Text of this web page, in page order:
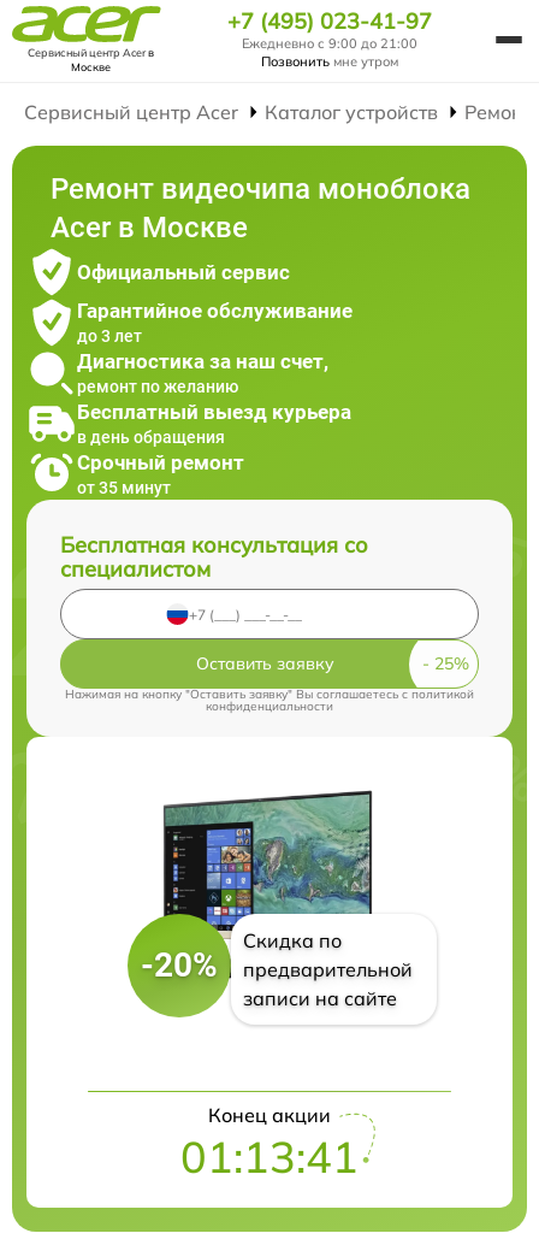
Сервисный центр Acerв
Москве
+7 (495) 023-41-97
Ежедневно с 9:00 до 21:00
Позвонить мне утром
Сервисный центр Acer Каталог устройств Ремонт
Ремонт видеочипа моноблока
Acer в Москве
Официальный сервис
Гарантийное обслуживание
до 3 лет
Диагностика за наш счет,
ремонт по желанию
Бесплатный выезд курьера
в день обращения
Срочный ремонт
от 35 минут
Бесплатная консультация со
специалистом
Оставить заявку
Нажимая на кнопку "Оставить заявку" Вы соглашаетесь cполитикой
конфиденциальности
-20%
Скидка по
предварительной
записи на сайте
Конец акции
01:13:41